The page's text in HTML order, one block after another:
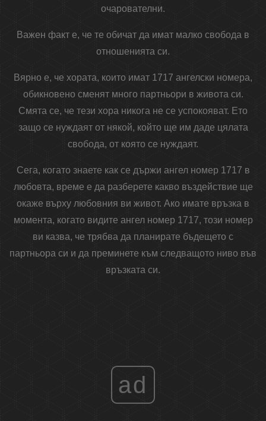
очарователни.
Важен факт е, че те обичат да имат малко свобода в
отношенията си.
Вярно е, че хората, които имат 1717 ангелски номера,
обикновено сменят много партньори в живота си.
Смята се, че тези хора никога не се успокояват. Ето
защо се нуждаят от някой, който ще им даде цялата
свобода, от която се нуждаят.
Сега, когато знаете как се държи ангел номер 1717 в
любовта, време е да разберете какво въздействие ще
окаже върху любовния ви живот. Ако имате връзка в
момента, когато видите ангел номер 1717, този номер
ви казва, че трябва да планирате бъдещето с
партньора си и да преминете към следващото ниво във
връзката си.
ad